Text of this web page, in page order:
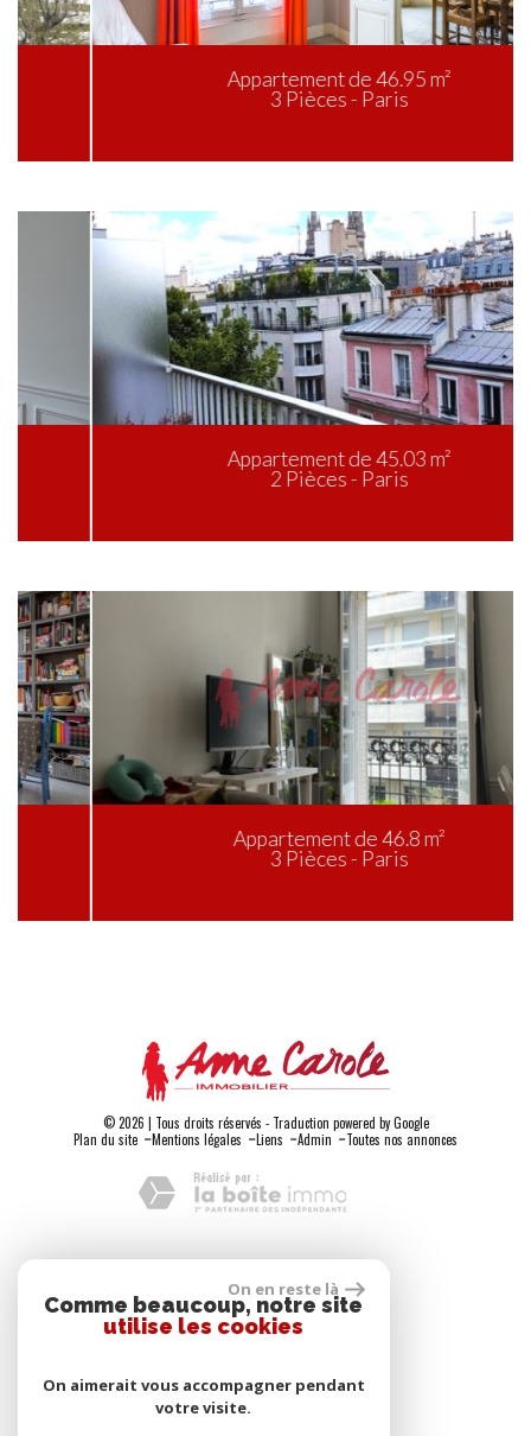
Appartement de 46.95 m²
3 Pièces - Paris
Appartement de 45.03 m²
2 Pièces - Paris
Appartement de 46.8 m²
3 Pièces - Paris
© 2026 | Tous droits réservés - Traduction powered by Google
Plan du site -Mentions légales -Liens -Admin-Toutes nos annonces
Adhérents
On en reste là
Comme beaucoup, notre site
utilise les cookies
On aimerait vous accompagner pendant
votre visite.